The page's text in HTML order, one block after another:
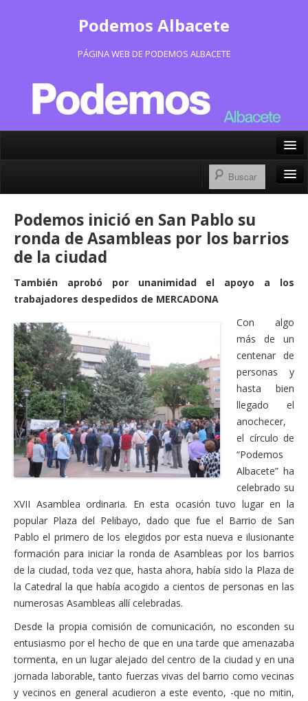
Podemos Albacete
PÁGINA WEB DE PODEMOS ALBACETE
Facebook
Instagram
Bluesky
Portavoz Municipal
Consejo Ciudadano Municipal
Actas Consejo Ciudadano
Contacto
Financiación
Participa con Podemos en Albacete
Podemos inició en San Pablo su
ronda de Asambleas por los barrios
de la ciudad
También aprobó por unanimidad el apoyo a los
trabajadores despedidos de MERCADONA
Con algo
más de un
centenar de
personas y
hasta bien
llegado el
anochecer,
el círculo de
“Podemos
Albacete” ha
celebrado su
XVII Asamblea ordinaria. En esta ocasión tuvo lugar en la
popular Plaza del Pelibayo, dado que fue el Barrio de San
Pablo el primero de los elegidos por esta nueva e ilusionante
formación para iniciar la ronda de Asambleas por los barrios
de la ciudad, toda vez que, hasta ahora, había sido la Plaza de
la Catedral la que había acogido a cientos de personas en las
numerosas Asambleas allí celebradas.
Desde la propia comisión de comunicación, no esconden su
entusiasmo por el hecho de que en una tarde que amenazaba
tormenta, en un lugar alejado del centro de la ciudad y en una
jornada laborable, tanto fuerzas vivas del barrio como vecinas
y vecinos en general acudieron a este evento, -que no mitin,